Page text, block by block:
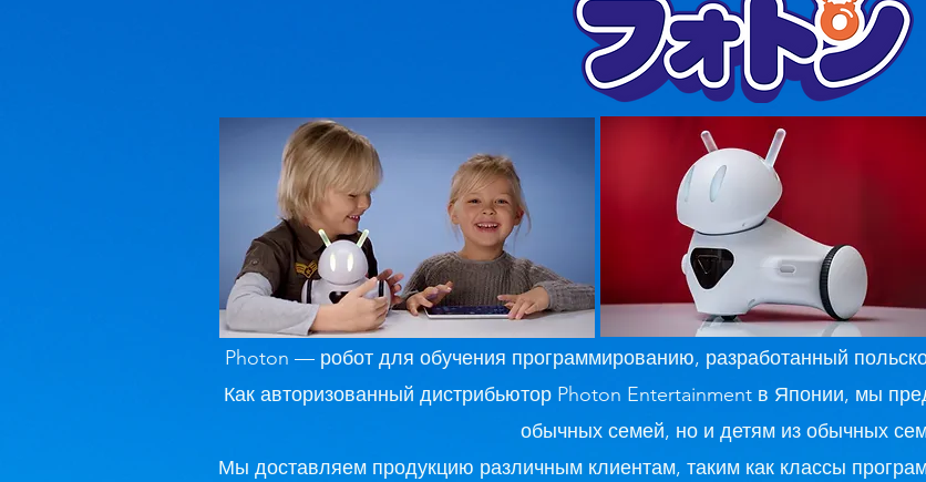
Photon — робот для обучения программированию, разработанный
Как авторизованный дистрибьютор Photon Entertainment в Японии, мы
обычных семей, но и детям из обычных
Мы доставляем продукцию различным клиентам, таким как классы